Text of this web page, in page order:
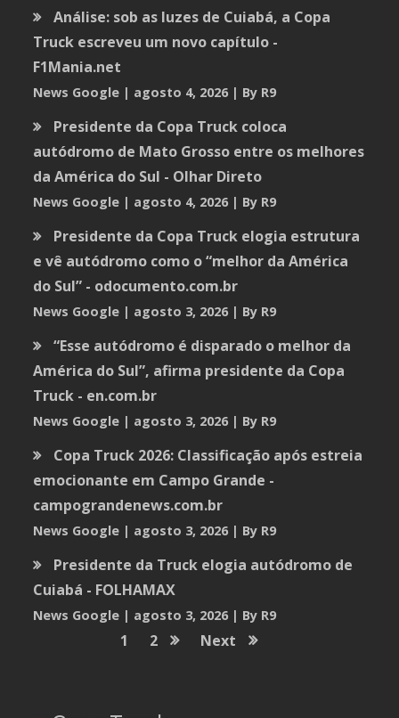
Análise: sob as luzes de Cuiabá, a Copa
Truck escreveu um novo capítulo -
F1Mania.net
News Google agosto 4, 2026 By R9
Presidente da Copa Truck coloca
autódromo de Mato Grosso entre os melhores
da América do Sul - Olhar Direto
News Google agosto 4, 2026 By R9
Presidente da Copa Truck elogia estrutura
e vê autódromo como o “melhor da América
do Sul” - odocumento.com.br
News Google agosto 3, 2026 By R9
“Esse autódromo é disparado o melhor da
América do Sul”, afirma presidente da Copa
Truck - en.com.br
News Google agosto 3, 2026 By R9
Copa Truck 2026: Classificação após estreia
emocionante em Campo Grande -
campograndenews.com.br
News Google agosto 3, 2026 By R9
Presidente da Truck elogia autódromo de
Cuiabá - FOLHAMAX
News Google agosto 3, 2026 By R9
1 2 Next